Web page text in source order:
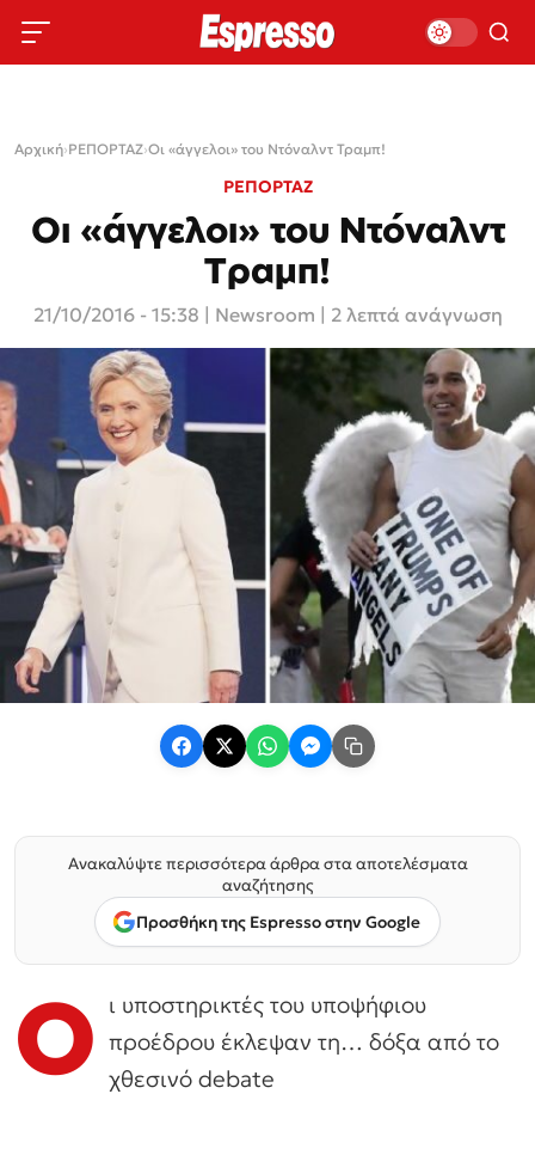
Αρχική›ΡΕΠΟΡΤΑΖ›Οι «άγγελοι» του Ντόναλντ Τραμπ!
ΡΕΠΟΡΤΑΖ
Οι «άγγελοι» του Ντόναλντ
Τραμπ!
21/10/2016 - 15:38 Newsroom | 2 λεπτά ανάγνωση
Ανακαλύψτε περισσότερα άρθρα στα αποτελέσματα
αναζήτησης
Προσθήκη της Espresso στην Google
Ο ι υποστηρικτές του υποψήφιου
προέδρου έκλεψαν τη… δόξα από το
χθεσινό debate